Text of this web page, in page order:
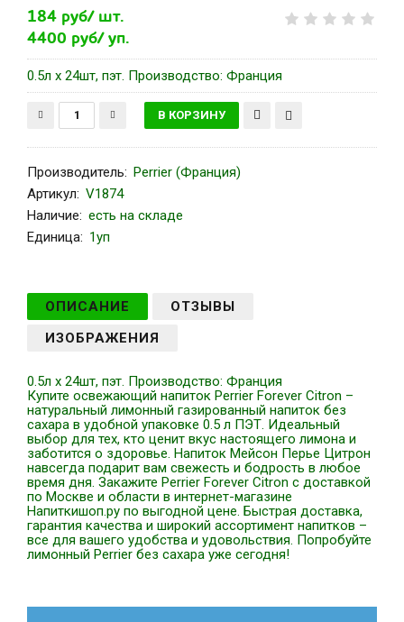
184 руб/ шт.
4400 руб/ уп.
0.5л х 24шт, пэт. Производство: Франция
Производитель: Perrier (Франция)
Артикул: V1874
Наличие: есть на складе
Единица: 1уп
ОПИСАНИЕ
ОТЗЫВЫ
ИЗОБРАЖЕНИЯ
0.5л х 24шт, пэт. Производство: Франция
Купите освежающий напиток Perrier Forever Citron –
натуральный лимонный газированный напиток без
сахара в удобной упаковке 0.5 л ПЭТ. Идеальный
выбор для тех, кто ценит вкус настоящего лимона и
заботится о здоровье. Напиток Мейсон Перье Цитрон
навсегда подарит вам свежесть и бодрость в любое
время дня. Закажите Perrier Forever Citron с доставкой
по Москве и области в интернет-магазине
Напиткишоп.ру по выгодной цене. Быстрая доставка,
гарантия качества и широкий ассортимент напитков –
все для вашего удобства и удовольствия. Попробуйте
лимонный Perrier без сахара уже сегодня!